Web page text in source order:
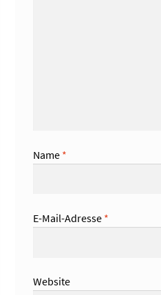
Name *
E-Mail-Adresse *
Website